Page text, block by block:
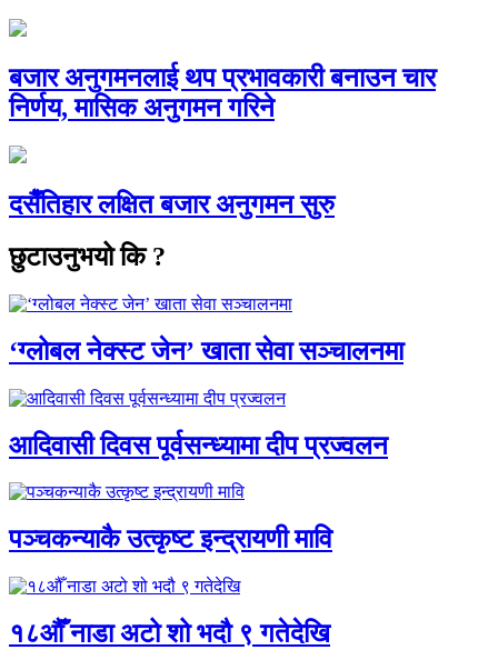
बजार अनुगमनलाई थप प्रभावकारी बनाउन चार
निर्णय, मासिक अनुगमन गरिने
दसैँतिहार लक्षित बजार अनुगमन सुरु
छुटाउनुभयो कि ?
‘ग्लोबल नेक्स्ट जेन’ खाता सेवा सञ्चालनमा
आदिवासी दिवस पूर्वसन्ध्यामा दीप प्रज्वलन
पञ्चकन्याकै उत्कृष्ट इन्द्रायणी मावि
१८औँ नाडा अटो शो भदौ ९ गतेदेखि